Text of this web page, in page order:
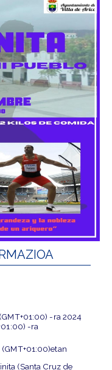
-ra2024
-ra
etan
(Santa Cruz de